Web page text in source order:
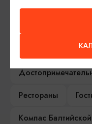
Гиды и
Рестораны
Компас